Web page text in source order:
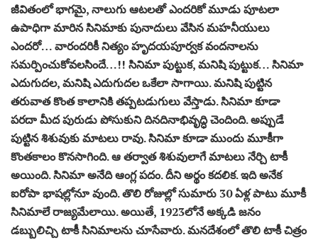
జీవితంలో భాగమై, నాలుగు ఆటలతో ఎందరికో మూడు పూటలా
ఉపాధిగా మారిన సినిమాకు పునాదులు వేసిన మహనీయులు
ఎందరో… వారందరికీ నిత్యం హృదయపూర్వక వందనాలను
సమర్పించుకోవలసిందే…!! సినిమా పుట్టుక, మనిషి పుట్టుక… సినిమా
ఎదుగుదల, మనిషి ఎదుగుదల ఒకేలా సాగాయి. మనిషి పుట్టిన
తరువాత కొంత కాలానికి తప్పటడుగులు వేస్తాడు. సినిమా కూడా
పరదా మీద పురుడు పోసుకుని దినదినాభివృద్ధి చెందింది. అప్పుడే
పుట్టిన శిశువుకు మాటలు రావు. సినిమా కూడా ముందు మూకీగా
కొంతకాలం కొనసాగింది. ఆ తర్వాత శిశువులాగే మాటలు నేర్చి టాకీ
అయింది. సినిమా అనేది ఆంగ్ల పదం. దీని అర్థం కదలిక. ఇది అనేక
ఐరోపా భాషల్లోనూ వుంది. తొలి రోజుల్లో సుమారు 30 ఏళ్ల పాటు మూకీ
సినిమాలే రాజ్యమేలాయి. అయితే, 1923లోనే అక్కడి జనం
డబ్బులిచ్చి టాకీ సినిమాలను చూసేవారు. మనదేశంలో తొలి టాకీ చిత్రం